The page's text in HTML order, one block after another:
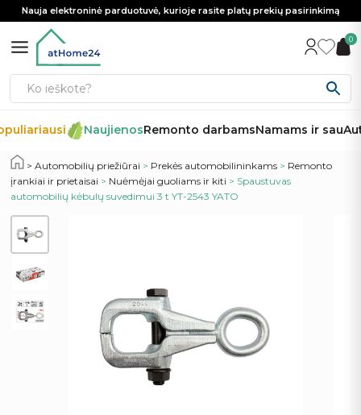
Nauja elektroninė parduotuvė, kurioje rasite platų prekių pasirinkimą
0
NaujienosRemonto darbamsNamams ir sau
Automobilių priežiūrai > Prekės automobilininkams > Remonto
įrankiai ir prietaisai > Nuėmėjai guoliams ir kiti > Spaustuvas
automobilių kėbulų suvedimui 3 t YT-2543 YATO